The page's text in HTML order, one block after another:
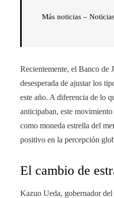
Más noticias –
Recientemente, el Banco de
desesperada de ajustar los
este año. A diferencia de lo
anticipaban, este
como moneda estrella del
positivo en la percepción
El cambio de
Kazuo Ueda, gobernador